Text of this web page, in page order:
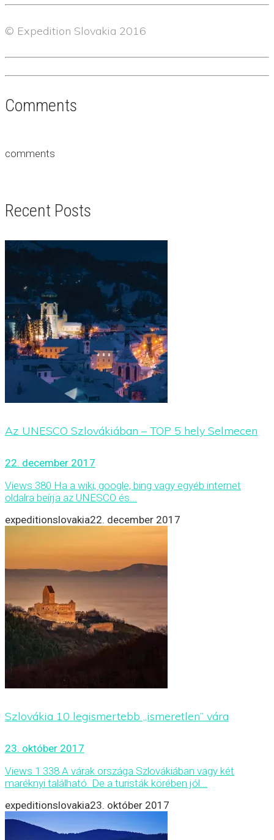
© Expedition Slovakia 2016
Comments
comments
Recent Posts
Az UNESCO Szlovákiában – TOP 5 hely Selmecen
22. december 2017
Views 380 Ha a wiki, google, bing vagy egyéb internet
oldalra beírja az UNESCO és...
expeditionslovakia22. december 2017
Szlovákia 10 legismertebb „ismeretlen” vára
23. október 2017
Views 1 338 A várak országa Szlovákiában vagy két
maréknyi található. De a turisták körében jól...
expeditionslovakia23. október 2017